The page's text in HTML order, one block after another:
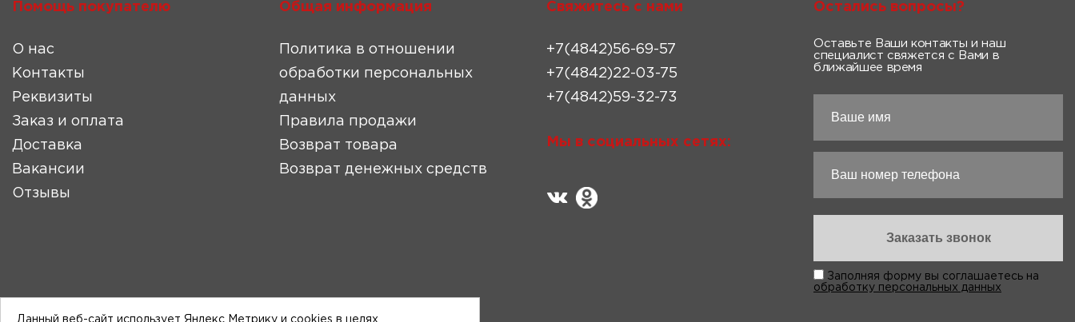
Помощь покупателю
О нас
Контакты
Реквизиты
Заказ и оплата
Доставка
Вакансии
Отзывы
Общая информация
Политика в отношении
обработки персональных
данных
Правила продажи
Возврат товара
Возврат денежных средств
Свяжитесь с нами
+7(4842)56-69-57
+7(4842)22-03-75
+7(4842)59-32-73
Мы в социальных сетях:
Остались вопросы?
Оставьте Ваши контакты и наш
специалист свяжется с Вами в
ближайшее время
Заполняя форму вы соглашаетесь на
обработку персональных данных
Данный веб-сайт использует Яндекс Метрику и cookies в целях